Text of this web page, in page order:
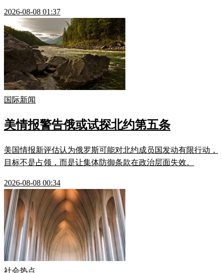
2026-08-08 01:37
国际新闻
美情报警告俄或试探北约第五条
美国情报新评估认为俄罗斯可能对北约成员国发动有限行动，
目标不是占领，而是让集体防御条款在政治层面失效。
2026-08-08 00:34
社会热点